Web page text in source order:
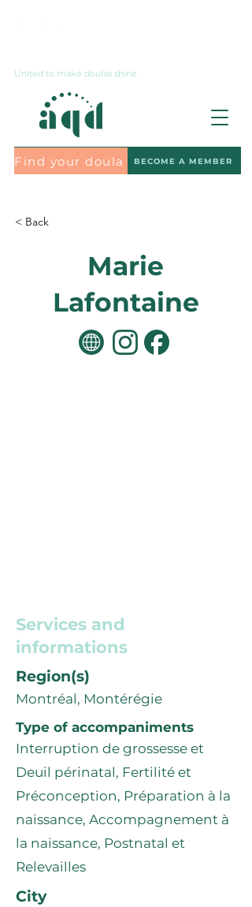
United to make doulas shine
Find your doula BECOME A MEMBER
< Back
Marie
Lafontaine
Services and
informations
Region(s)
Montréal, Montérégie
Type of accompaniments
Interruption de grossesse et
Deuil périnatal, Fertilité et
Préconception, Préparation à la
naissance, Accompagnement à
la naissance, Postnatal et
Relevailles
City